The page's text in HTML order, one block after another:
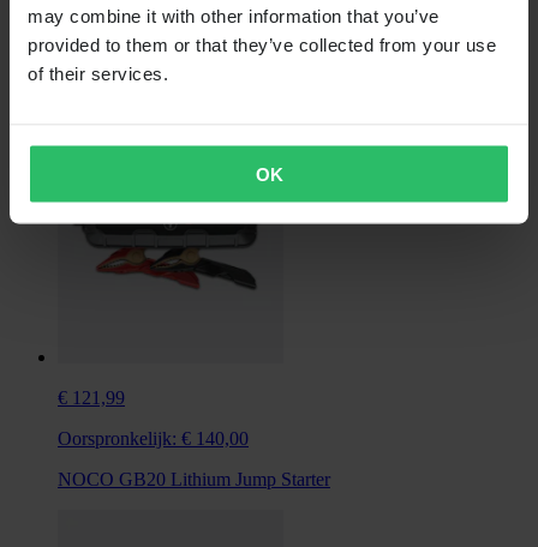
may combine it with other information that you’ve
provided to them or that they’ve collected from your use
of their services.
OK
Oorspronkelijk: € 60,00
Accu-oplader NOCO 2A
€ 121,99
Oorspronkelijk: € 140,00
NOCO GB20 Lithium Jump Starter